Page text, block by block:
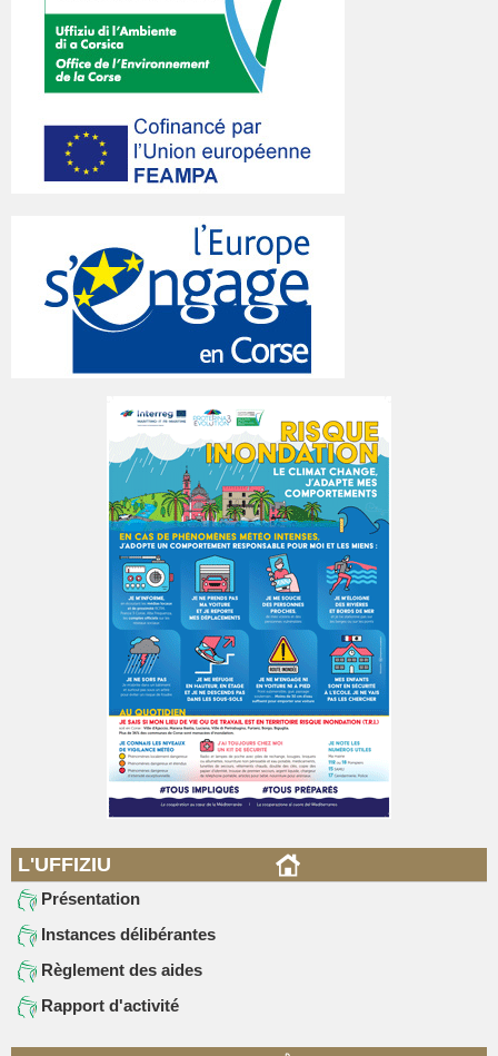
L'UFFIZIU
Présentation
Instances délibérantes
Règlement des aides
Rapport d'activité